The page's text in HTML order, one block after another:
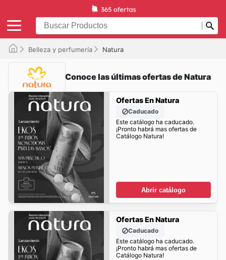
Belleza y perfumería Natura
Conoce las últimas ofertas de Natura
Ofertas En Natura
Caducado
Este catálogo ha caducado.
¡Pronto habrá mas ofertas de
Catálogo Natura!
Abrir catálogo
Ofertas En Natura
Caducado
Este catálogo ha caducado.
¡Pronto habrá mas ofertas de
Catálogo Natura!